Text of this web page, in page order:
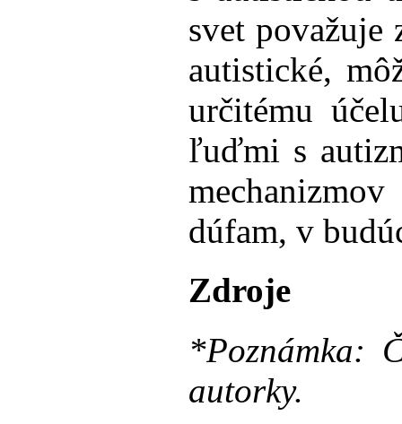
svet považuje
autistické,
určitému
ľuďmi s
dúfam, v
Zdroje
*Poznámka:
autorky.